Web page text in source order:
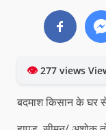
👁277 views
बदमाश किसान के घर